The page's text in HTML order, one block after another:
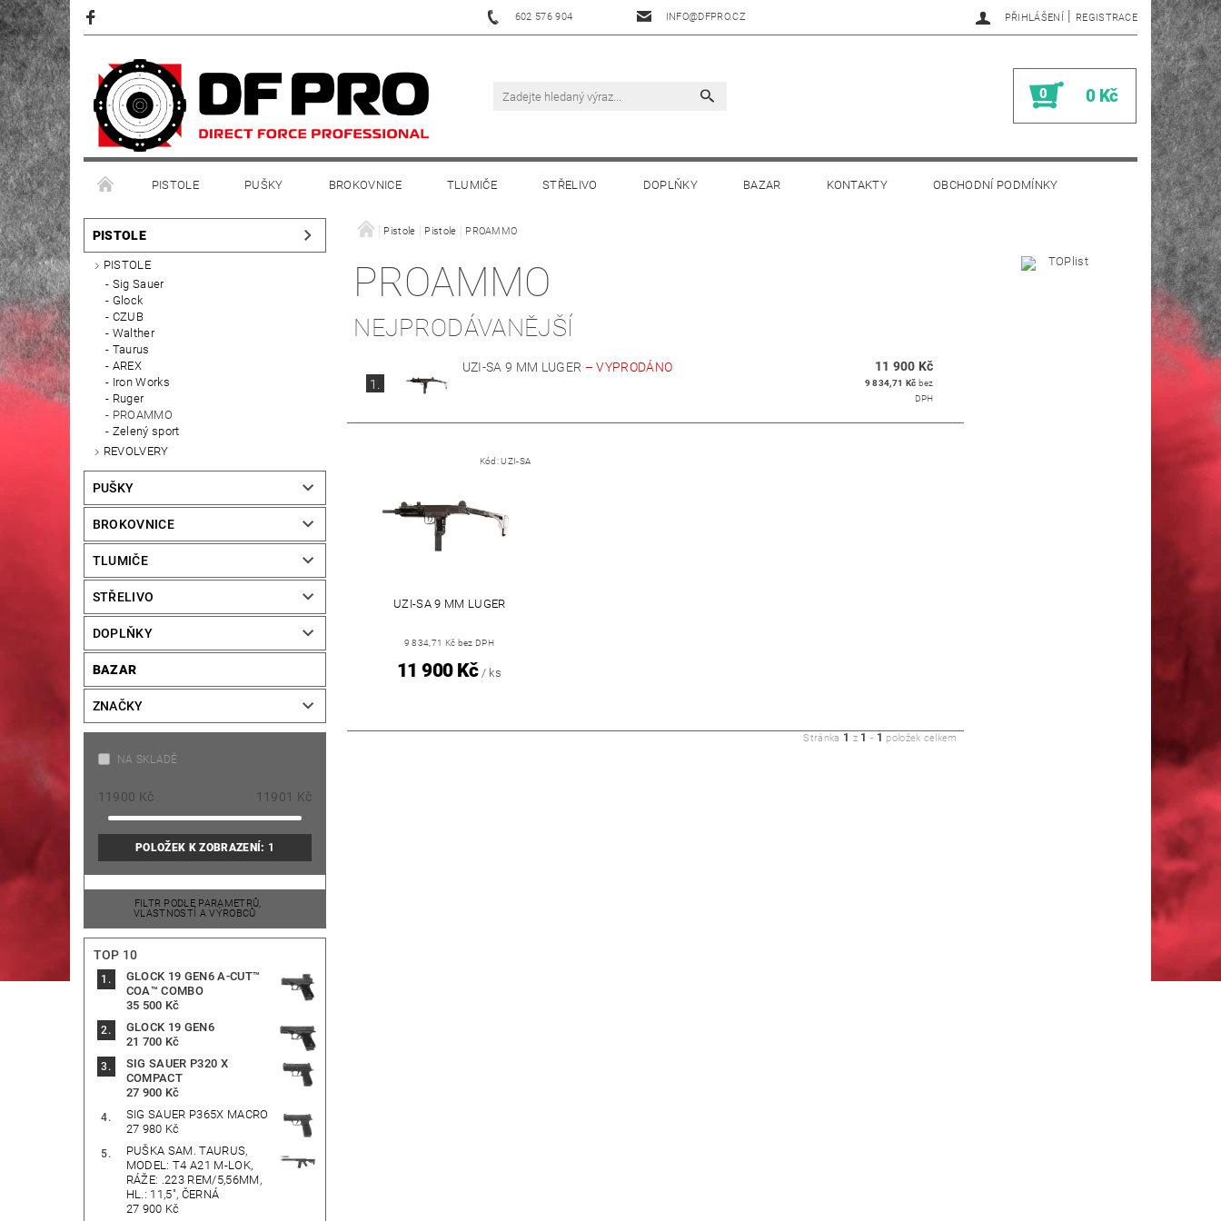
602 576 904 INFO@DFPRO.CZ PŘIHLÁŠENÍ | REGISTRACE
0 0 Kč
PISTOLE PUŠKY BROKOVNICE TLUMIČE STŘELIVO DOPLŇKY BAZAR KONTAKTY OBCHODNÍ PODMÍNKY
PISTOLE
PISTOLE
Sig Sauer
Glock
CZUB
Walther
Taurus
AREX
Iron Works
Ruger
PROAMMO
Zelený sport
REVOLVERY
PUŠKY
BROKOVNICE
TLUMIČE
STŘELIVO
DOPLŇKY
BAZAR
ZNAČKY
NA SKLADĚ
11900 Kč 11901 Kč
POLOŽEK K ZOBRAZENÍ: 1
FILTR PODLE PARAMETRŮ,
VLASTNOSTÍ A VÝROBCŮ
TOP 10
GLOCK 19 GEN6 A-CUT™
COA™ COMBO
35 500 Kč
GLOCK 19 GEN6
21 700 Kč
SIG SAUER P320 X
COMPACT
27 900 Kč
SIG SAUER P365X MACRO
27 980 Kč
PUŠKA SAM. TAURUS,
MODEL: T4 A21 M-LOK,
RÁŽE: .223 REM/5,56MM,
HL.: 11,5", ČERNÁ
27 900 Kč
Pistole Pistole PROAMMO
PROAMMO
NEJPRODÁVANĚJŠÍ
1.
UZI-SA 9 MM LUGER –VYPRODÁNO 11 900 Kč
9 834,71 Kč bez
DPH
Kód:UZI-SA
UZI-SA 9 MM LUGER
9 834,71 Kč bez DPH
11 900 Kč / ks
Stránka 1 z 1 - 1 položek celkem